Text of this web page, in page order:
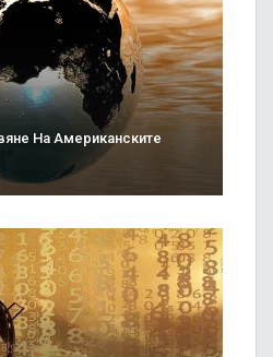
На Американските